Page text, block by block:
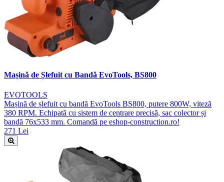
Mașină de Șlefuit cu Bandă EvoTools, BS800
EVOTOOLS
Mașină de șlefuit cu bandă EvoTools BS800, putere 800W, viteză
380 RPM. Echipată cu sistem de centrare precisă, sac colector și
bandă 76x533 mm. Comandă pe eshop-construction.ro!
271 Lei